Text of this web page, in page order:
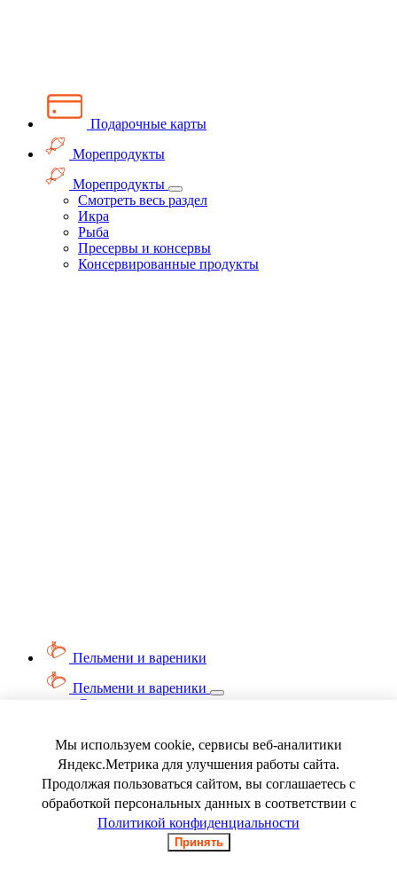
Подарочные карты
Морепродукты
Морепродукты
Смотреть весь раздел
Икра
Рыба
Пресервы и консервы
Консервированные продукты
Пельмени и вареники
Пельмени и вареники
Смотреть весь раздел
Ягода замороженная
Мы используем cookie, сервисы веб-аналитики
Яндекс.Метрика для улучшения работы сайта.
Продолжая пользоваться сайтом, вы соглашаетесь с
обработкой персональных данных в соответствии с
Политикой конфиденциальности
Принять